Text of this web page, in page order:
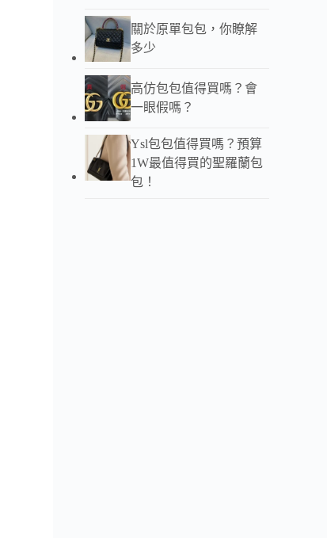
關於原單包包，你瞭解
多少
高仿包包值得買嗎？會
一眼假嗎？
Ysl包包值得買嗎？預算
1W最值得買的聖羅蘭包
包！